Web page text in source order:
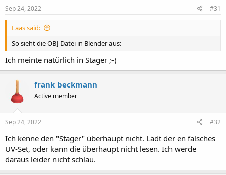
Sep 24, 2022 #31
Laas said:
So sieht die OBJ Datei in Blender aus:
Ich meinte natürlich in Stager ;-)
frank beckmann
Active member
Sep 24, 2022 #32
Ich kenne den "Stager" überhaupt nicht. Lädt der en falsches
UV-Set, oder kann die überhaupt nicht lesen. Ich werde
daraus leider nicht schlau.